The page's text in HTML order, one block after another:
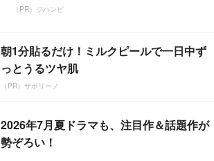
（PR）ジハンピ
朝1分貼るだけ！ミルクピールで一日中ず
っとうるツヤ肌
（PR）サボリーノ
2026年7月夏ドラマも、注目作＆話題作が
勢ぞろい！